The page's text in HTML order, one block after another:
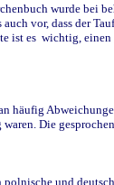
wurde bei
vor, dass der
ist es wichtig,
häufig
Die
und